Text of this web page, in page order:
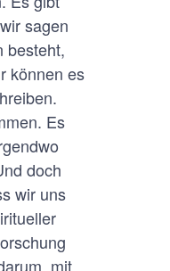
sagen
besteht,
können es
Es
doch
wir uns
mit